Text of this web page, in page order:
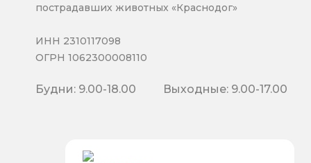
пострадавших животных «Краснодог»
ИНН 2310117098
ОГРН 1062300008110
Будни: 9.00-18.00 Выходные: 9.00-17.00